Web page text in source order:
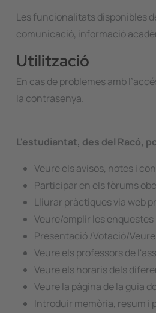
Les funcionalitats disponibles
comunicació, informació
Utilització
En cas de problemes amb
la contrasenya.
L'estudiantat, des del Racó,
Veure els avisos, notes i
Participar en els fòrums
Lliurar pràctiques via web
Veure/omplir les
Presentació /Votació/
Veure els professors de
Veure els horaris dels
Veure la pàgina de la guia
Introduir memòria, resum i